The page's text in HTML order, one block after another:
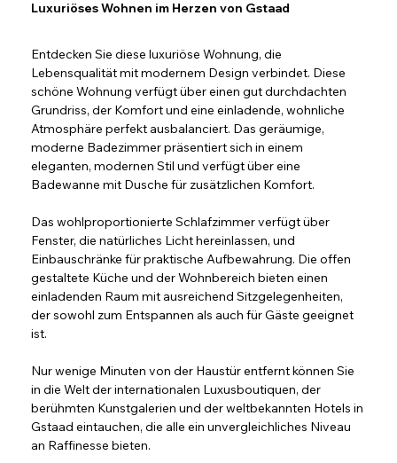
Luxuriöses Wohnen im Herzen von Gstaad
Entdecken Sie diese luxuriöse Wohnung, die
Lebensqualität mit modernem Design verbindet. Diese
schöne Wohnung verfügt über einen gut durchdachten
Grundriss, der Komfort und eine einladende, wohnliche
Atmosphäre perfekt ausbalanciert. Das geräumige,
moderne Badezimmer präsentiert sich in einem
eleganten, modernen Stil und verfügt über eine
Badewanne mit Dusche für zusätzlichen Komfort.
Das wohlproportionierte Schlafzimmer verfügt über
Fenster, die natürliches Licht hereinlassen, und
Einbauschränke für praktische Aufbewahrung. Die offen
gestaltete Küche und der Wohnbereich bieten einen
einladenden Raum mit ausreichend Sitzgelegenheiten,
der sowohl zum Entspannen als auch für Gäste geeignet
ist.
Nur wenige Minuten von der Haustür entfernt können Sie
in die Welt der internationalen Luxusboutiquen, der
berühmten Kunstgalerien und der weltbekannten Hotels in
Gstaad eintauchen, die alle ein unvergleichliches Niveau
an Raffinesse bieten.